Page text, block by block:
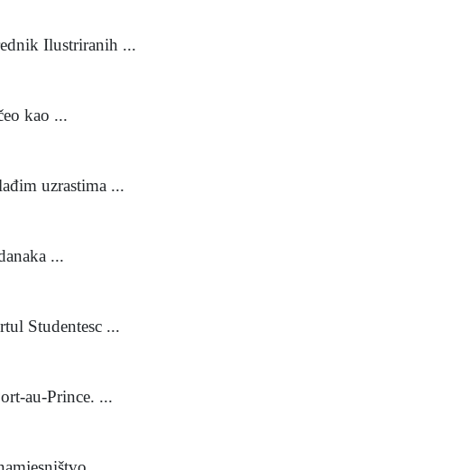
Ilustriranih ...
kao ...
uzrastima ...
...
Studentesc ...
au-Prince. ...